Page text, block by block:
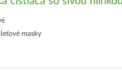
masky